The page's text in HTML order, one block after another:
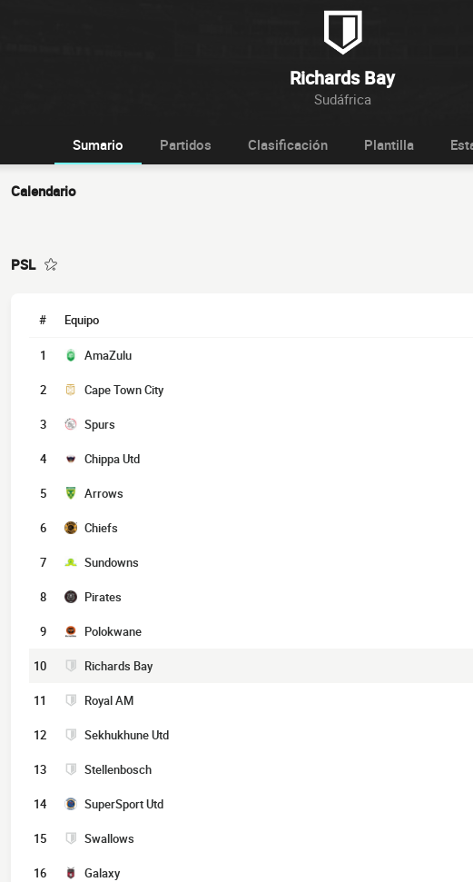
Richards Bay
Sudáfrica
Sumario Partidos Clasificación Plantilla
Calendario
PSL
# Equipo
1 AmaZulu
2 Cape Town City
3 Spurs
4 Chippa Utd
5 Arrows
6 Chiefs
7 Sundowns
8 Pirates
9 Polokwane
10 Richards Bay
11 Royal AM
12 Sekhukhune Utd
13 Stellenbosch
14 SuperSport Utd
15 Swallows
16 Galaxy